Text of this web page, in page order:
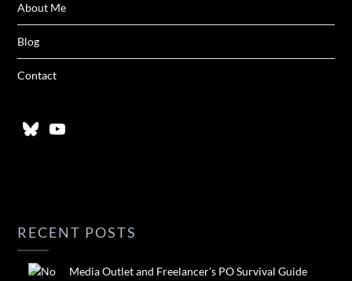
About Me
Blog
Contact
BlueskyYouTube
RECENT POSTS
Media Outlet and Freelancer’s PO Survival Guide